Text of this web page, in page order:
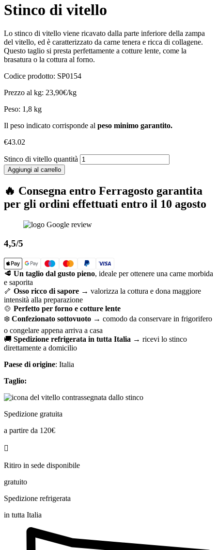
Stinco di vitello
Lo stinco di vitello viene ricavato dalla parte inferiore della zampa
del vitello, ed è caratterizzato da carne tenera e ricca di collagene.
Questo taglio si presta perfettamente a cotture lente, come la
brasatura o la cottura al forno.
Codice prodotto: SP0154
Prezzo al kg: 23,90€/kg
Peso: 1,8 kg
Il peso indicato corrisponde al peso minimo garantito.
€43.02
Stinco di vitello quantità
Aggiungi al carrello
🔥 Consegna entro Ferragosto garantita
per gli ordini effettuati entro il 10 agosto
4,5/5
🥩 Un taglio dal gusto pieno, ideale per ottenere una carne morbida
e saporita
🦴 Osso ricco di sapore → valorizza la cottura e dona maggiore
intensità alla preparazione
🍲 Perfetto per forno e cotture lente
❄️ Confezionato sottovuoto → comodo da conservare in frigorifero
o congelare appena arriva a casa
🚚 Spedizione refrigerata in tutta Italia → ricevi lo stinco
direttamente a domicilio
Paese di origine: Italia
Taglio:
Spedizione gratuita
a partire da 120€
Ritiro in sede disponibile
gratuito
Spedizione refrigerata
in tutta Italia